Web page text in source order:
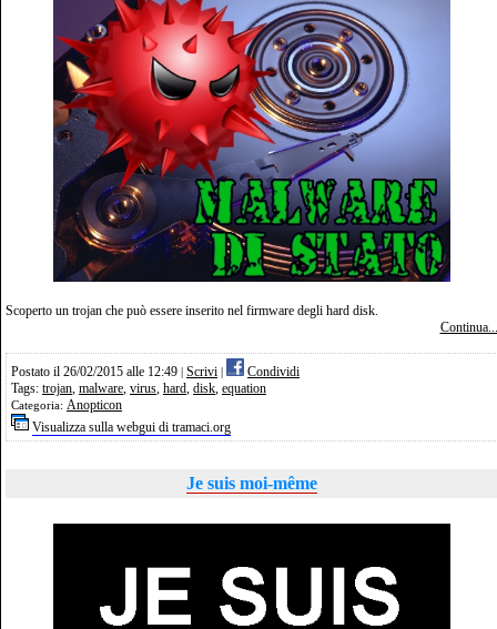
Scoperto un trojan che può essere inserito nel firmware degli hard disk.
Continua...
Postato il 26/02/2015 alle 12:49 Scrivi
Condividi
Tags: trojan, malware, virus, hard, disk, equation
Categoria: Anopticon
Visualizza sulla webgui di tramaci.org
Je suis moi-même